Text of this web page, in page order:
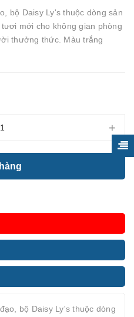
bộ Daisy Ly's thuộc dòng sản
mới cho không gian phòng
thưởng thức. Màu trắng
+
bộ Daisy Ly's thuộc dòng